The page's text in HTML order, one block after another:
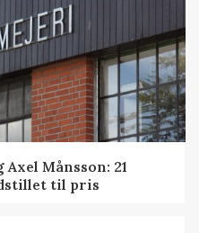
Månsson: 21
til pris